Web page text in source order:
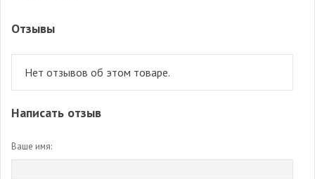
Отзывы
Нет отзывов об этом товаре.
Написать отзыв
Ваше имя: